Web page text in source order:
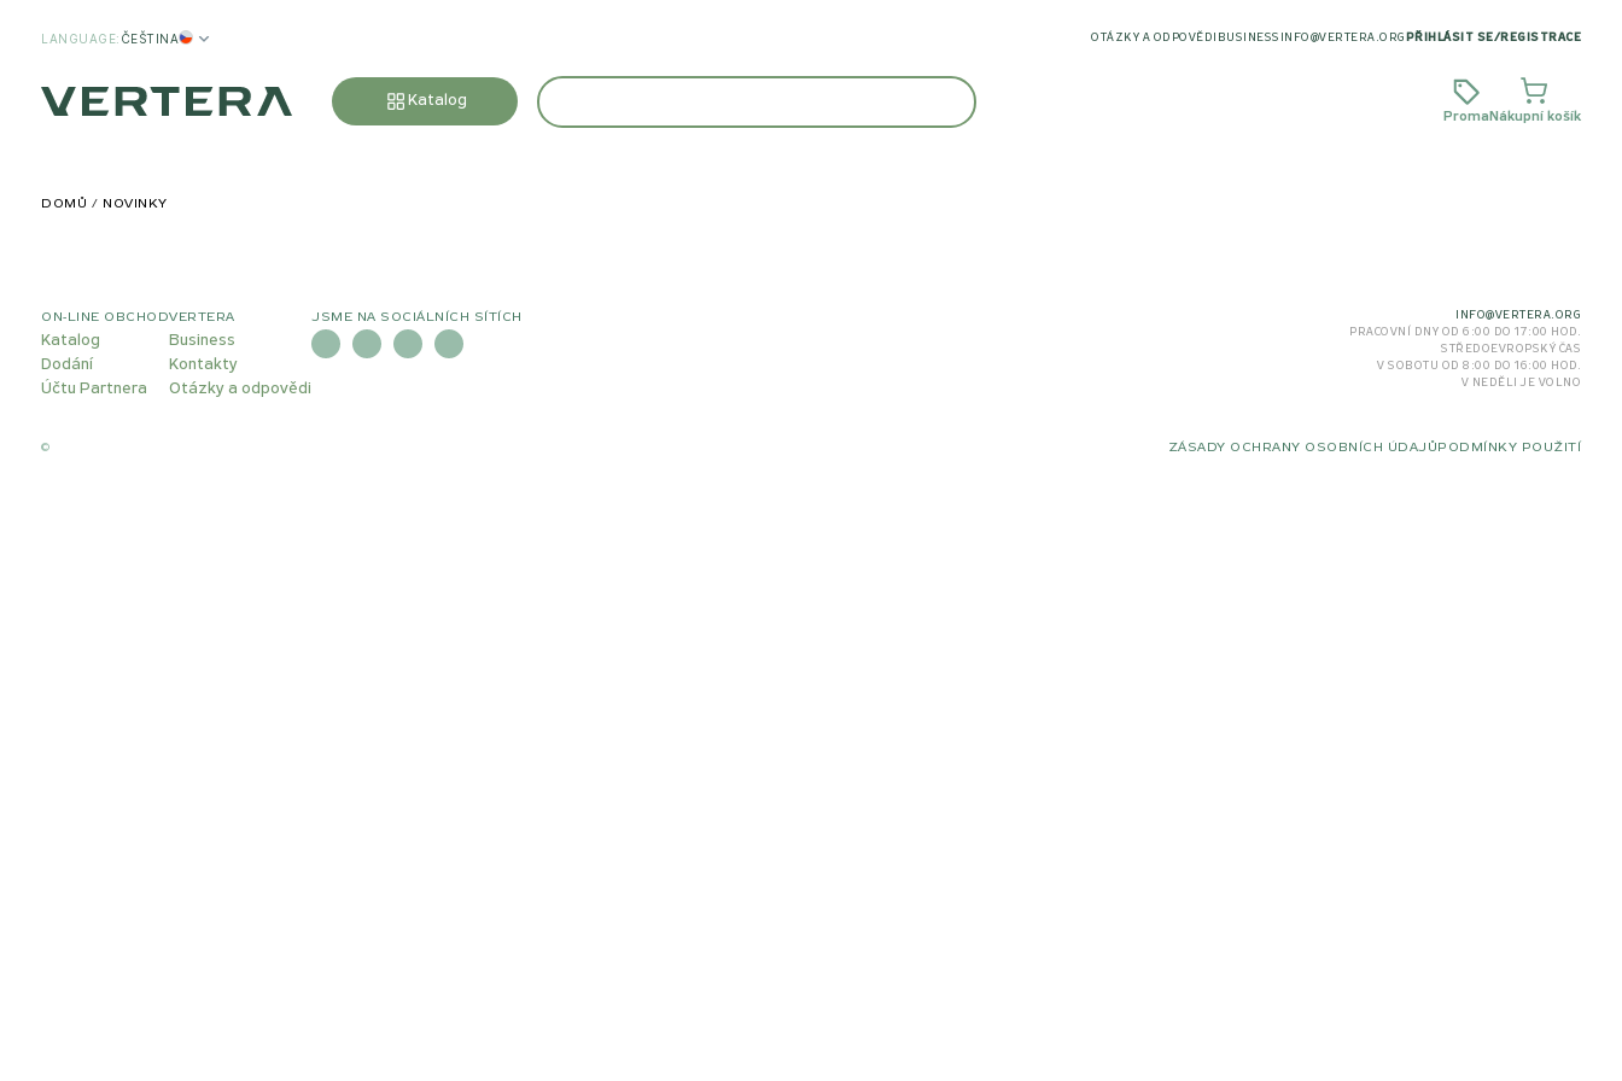
LANGUAGE: ČEŠTINA OTÁZKY A ODPOVĚDI BUSINESS INFO@VERTERA.ORG PŘIHLÁSIT SE/ REGISTRACE
Katalog
Proma Nákupní košík
DOMŮ NOVINKY
ON-LINE OBCHOD
Katalog
Dodání
Účtu Partnera
VERTERA
Business
Kontakty
Otázky a odpovědi
JSME NA SOCIÁLNÍCH SÍTÍCH
INFO@VERTERA.ORG
PRACOVNÍ DNY OD 6:00 DO 17:00 HOD.
STŘEDOEVROPSKÝ ČAS
V SOBOTU OD 8:00 DO 16:00 HOD.
V NEDĚLI JE VOLNO
© ZÁSADY OCHRANY OSOBNÍCH ÚDAJŮ PODMÍNKY POUŽITÍ